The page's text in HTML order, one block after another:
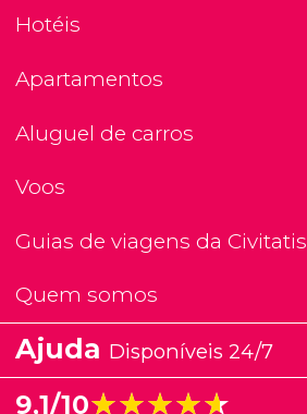
Hotéis
Apartamentos
Aluguel de carros
Voos
Guias de viagens da Civitatis
Quem somos
Ajuda Disponíveis 24/7
9,1/10★★★★★
★★★★★